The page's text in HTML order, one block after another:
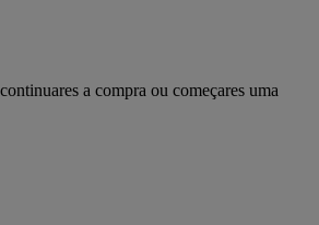
a compra ou começares uma